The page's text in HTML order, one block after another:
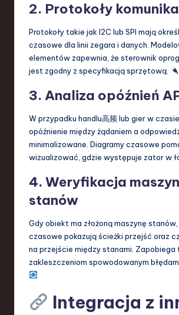
2. Protokoły
Protokoły takie jak I2C lub SPI mają
czasowe dla linii zegara i danych.
elementów zapewnia, że sterownik
jest zgodny z specyfikacją sprzętową.
3. Analiza opóźnień
W przypadku handlu高频 lub gier w
opóźnienie między żądaniem a
minimalizowane. Diagramy czasowe
wizualizować, gdzie występuje zator w
4. Weryfikacja
stanów
Gdy obiekt ma złożoną maszynę
czasowe pokazują ścieżki przejść oraz
na przejście między stanami. Zapobiega
zakleszczeniom spowodowanym
Integracja z